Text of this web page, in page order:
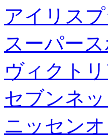
アイリス
スーパー
ヴィクト
セブンネ
ニッセン